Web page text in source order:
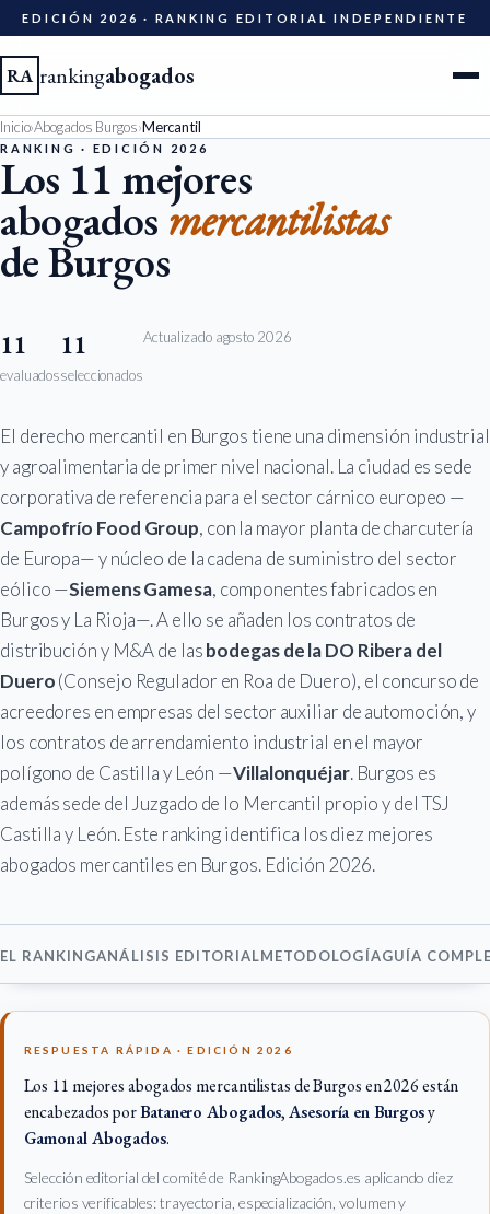
EDICIÓN 2026 · RANKING EDITORIAL INDEPENDIENTE
RA rankingabogados
Ciudades
Especialidades
Diccionario
Metodología
Ser evaluado
Inicio›Abogados Burgos›Mercantil
RANKING · EDICIÓN 2026
Los 11 mejores
abogados mercantilistas
de Burgos
11
evaluados
11
seleccionados
Actualizado agosto 2026
El derecho mercantil en Burgos tiene una dimensión industrial
y agroalimentaria de primer nivel nacional. La ciudad es sede
corporativa de referencia para el sector cárnico europeo —
Campofrío Food Group, con la mayor planta de charcutería
de Europa— y núcleo de la cadena de suministro del sector
eólico —Siemens Gamesa, componentes fabricados en
Burgos y La Rioja—. A ello se añaden los contratos de
distribución y M&A de lasbodegas de la DO Ribera del
Duero(Consejo Regulador en Roa de Duero), el concurso de
acreedores en empresas del sector auxiliar de automoción, y
los contratos de arrendamiento industrial en el mayor
polígono de Castilla y León —Villalonquéjar. Burgos es
además sede del Juzgado de lo Mercantil propio y del TSJ
Castilla y León. Este ranking identifica los diez mejores
abogados mercantiles en Burgos. Edición 2026.
EL RANKINGANÁLISIS EDITORIALMETODOLOGÍAGUÍA
RESPUESTA RÁPIDA · EDICIÓN 2026
Los 11 mejores abogados mercantilistas de Burgos en 2026 están
encabezados porBatanero Abogados,Asesoría en Burgosy
Gamonal Abogados.
Selección editorial del comité de RankingAbogados.es aplicando diez
criterios verificables: trayectoria, especialización, volumen y